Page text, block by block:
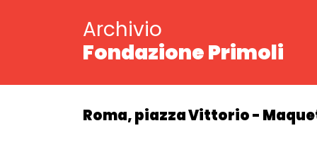
Archivio
Fondazione Primoli
Roma, piazza Vittorio -